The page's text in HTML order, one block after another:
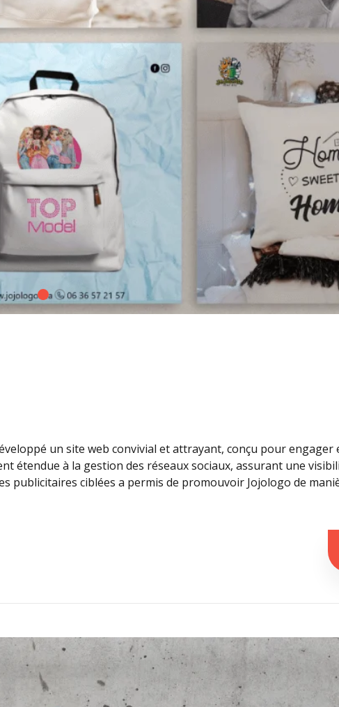
un site web convivial et attrayant, conçu pour engager
étendue à la gestion des réseaux sociaux, assurant une
publicitaires ciblées a permis de promouvoir Jojologo de